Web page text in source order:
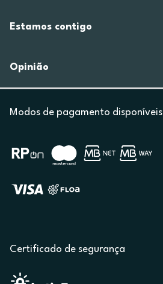
Estamos contigo
Opinião
Modos de pagamento disponíveis
Certificado de segurança